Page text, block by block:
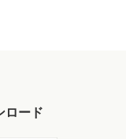
ロード